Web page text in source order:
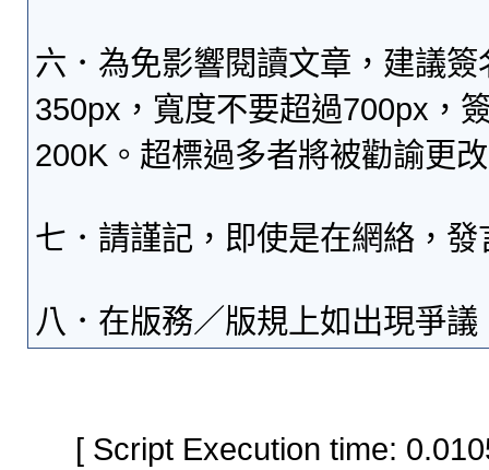
六．為免影響閱讀文章，建議
350px，寬度不要超過700px，
200K。超標過多者將被勸諭更
七．請謹記，即使是在網絡，
八．在版務／版規上如出現爭
[ Script Execution time: